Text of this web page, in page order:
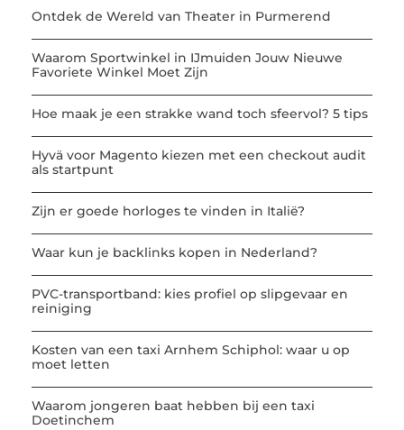
Ontdek de Wereld van Theater in Purmerend
Waarom Sportwinkel in IJmuiden Jouw Nieuwe
Favoriete Winkel Moet Zijn
Hoe maak je een strakke wand toch sfeervol? 5 tips
Hyvä voor Magento kiezen met een checkout audit
als startpunt
Zijn er goede horloges te vinden in Italië?
Waar kun je backlinks kopen in Nederland?
PVC-transportband: kies profiel op slipgevaar en
reiniging
Kosten van een taxi Arnhem Schiphol: waar u op
moet letten
Waarom jongeren baat hebben bij een taxi
Doetinchem